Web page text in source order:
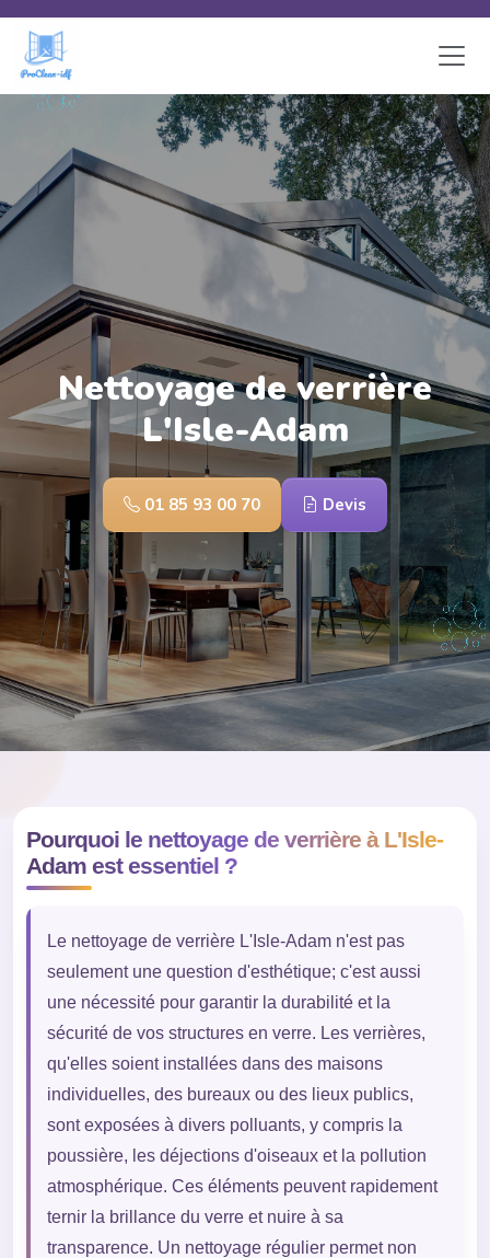
Skip to main content
Nettoyage de verrière
L'Isle-Adam
01 85 93 00 70 Devis
Pourquoi le nettoyage de verrière à L'Isle-
Adam est essentiel ?
Le nettoyage de verrière L'Isle-Adam n'est pas
seulement une question d'esthétique; c'est aussi
une nécessité pour garantir la durabilité et la
sécurité de vos structures en verre. Les verrières,
qu'elles soient installées dans des maisons
individuelles, des bureaux ou des lieux publics,
sont exposées à divers polluants, y compris la
poussière, les déjections d'oiseaux et la pollution
atmosphérique. Ces éléments peuvent rapidement
ternir la brillance du verre et nuire à sa
transparence. Un nettoyage régulier permet non